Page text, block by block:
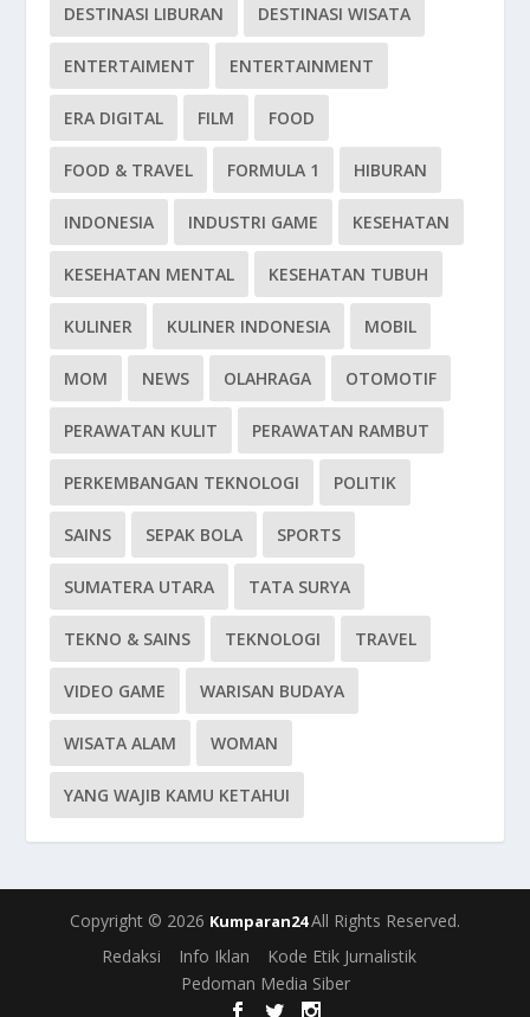
DESTINASI LIBURAN DESTINASI WISATA
ENTERTAIMENT ENTERTAINMENT
ERA DIGITAL FILM FOOD
FOOD & TRAVEL FORMULA 1 HIBURAN
INDONESIA INDUSTRI GAME KESEHATAN
KESEHATAN MENTAL KESEHATAN TUBUH
KULINER KULINER INDONESIA MOBIL
MOM NEWS OLAHRAGA OTOMOTIF
PERAWATAN KULIT PERAWATAN RAMBUT
PERKEMBANGAN TEKNOLOGI POLITIK
SAINS SEPAK BOLA SPORTS
SUMATERA UTARA TATA SURYA
TEKNO & SAINS TEKNOLOGI TRAVEL
VIDEO GAME WARISAN BUDAYA
WISATA ALAM WOMAN
YANG WAJIB KAMU KETAHUI
Copyright © 2026 Kumparan24All Rights Reserved.
Redaksi
Info Iklan
Kode Etik Jurnalistik
Pedoman Media Siber